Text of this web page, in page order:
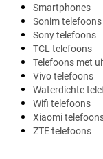
Smartphones
Sonim telefoons
Sony telefoons
TCL telefoons
Telefoons met
Vivo telefoons
Waterdichte
Wifi telefoons
Xiaomi
ZTE telefoons